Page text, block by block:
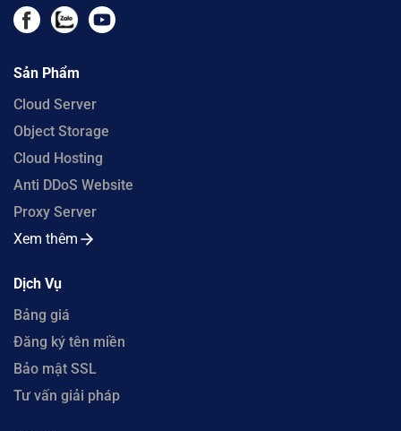
Sản Phẩm
Cloud Server
Object Storage
Cloud Hosting
Anti DDoS Website
Proxy Server
Xem thêm
Dịch Vụ
Bảng giá
Đăng ký tên miền
Bảo mật SSL
Tư vấn giải pháp